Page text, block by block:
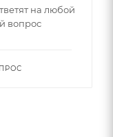
на любой
вопрос